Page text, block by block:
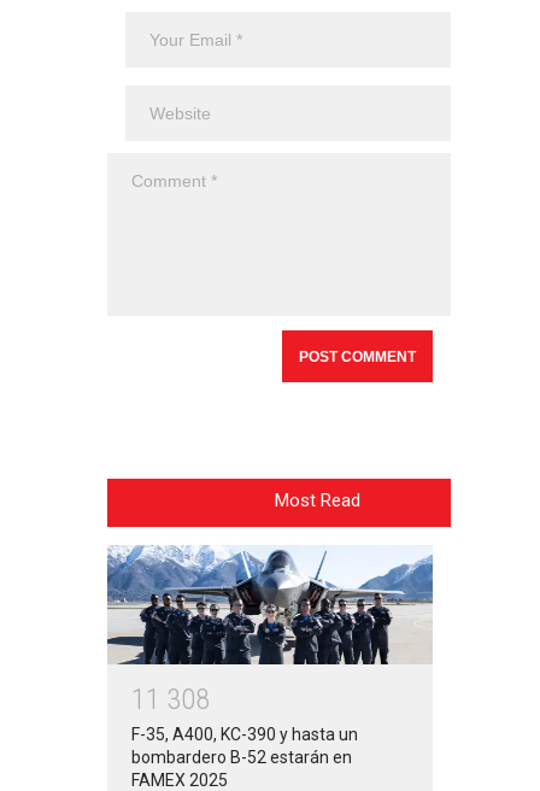
Most Read
1 1 308
F-35, A400, KC-390 y hasta un
bombardero B-52 estarán en
FAMEX 2025